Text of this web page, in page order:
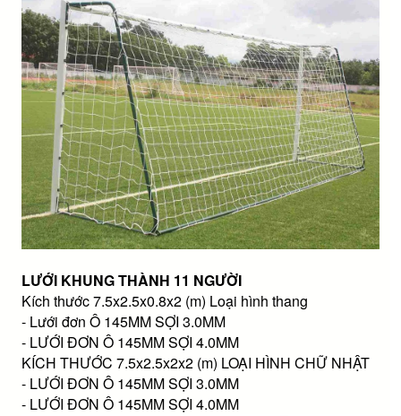
LƯỚI KHUNG THÀNH 11 NGƯỜI
Kích thước 7.5x2.5x0.8x2 (m) Loại hình thang
- Lưới đơn Ô 145MM SỢI 3.0MM
- LƯỚI ĐƠN Ô 145MM SỢI 4.0MM
KÍCH THƯỚC 7.5x2.5x2x2 (m) LOẠI HÌNH CHỮ NHẬT
- LƯỚI ĐƠN Ô 145MM SỢI 3.0MM
- LƯỚI ĐƠN Ô 145MM SỢI 4.0MM